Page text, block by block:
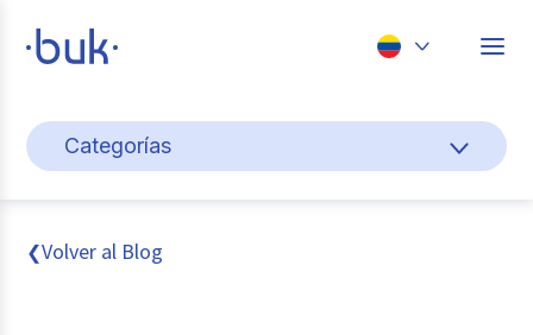
Perú
Categorías
Cultura y bienestar laboral
Gestión de personas
❮Volver al Blog